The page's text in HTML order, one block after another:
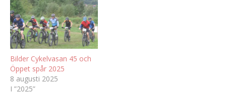
med järnvägen 13:01 -
13:33 samt målet i Mora
13:54 - 15:36 Alla bilder har
inte märkts upp med
startnummer då alla bilder
inte…
Bilder Cykelvasan 45 och
Öppet spår 2025
8 augusti 2025
I ”2025”